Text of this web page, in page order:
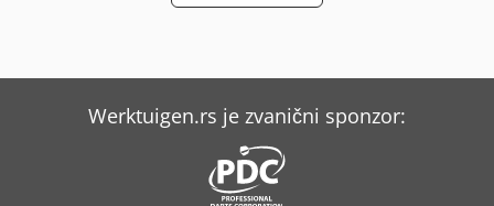
Werktuigen.rs je zvanični sponzor: